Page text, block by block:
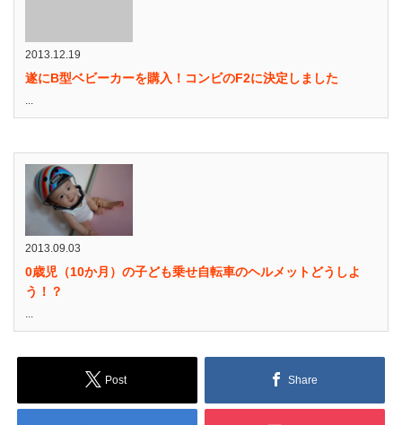
2013.12.19
遂にB型ベビーカーを購入！コンビのF2に決定しました
...
2013.09.03
0歳児（10か月）の子ども乗せ自転車のヘルメットどうしよ
う！？
Post Share